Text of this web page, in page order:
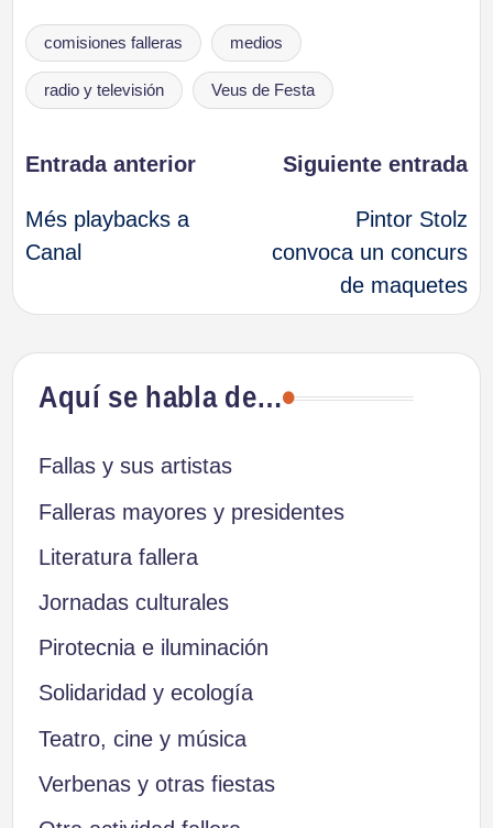
Etiquetas:
comisiones falleras medios
radio y televisión Veus de Festa
Navegación
de
entradas
Entrada anterior
Més playbacks a
Canal
Siguiente entrada
Pintor Stolz
convoca un concurs
de maquetes
Aquí se habla de…
Fallas y sus artistas
Falleras mayores y presidentes
Literatura fallera
Jornadas culturales
Pirotecnia e iluminación
Solidaridad y ecología
Teatro, cine y música
Verbenas y otras fiestas